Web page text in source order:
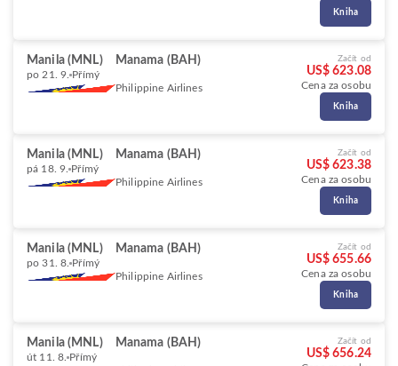
Kniha
Manila (MNL) Manama (BAH)
po 21. 9. Přímý
Philippine Airlines
Začít od
US$ 623.08
Cena za osobu
Kniha
Manila (MNL) Manama (BAH)
pá 18. 9. Přímý
Philippine Airlines
Začít od
US$ 623.38
Cena za osobu
Kniha
Manila (MNL) Manama (BAH)
po 31. 8. Přímý
Philippine Airlines
Začít od
US$ 655.66
Cena za osobu
Kniha
Manila (MNL) Manama (BAH)
út 11. 8. Přímý
Začít od
US$ 656.24